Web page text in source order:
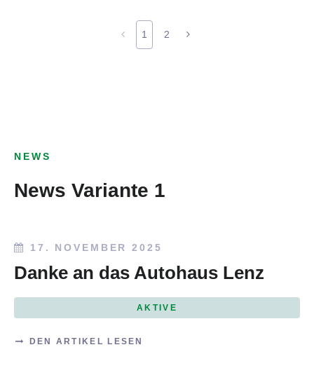
1 2
NEWS
News Variante 1
17. NOVEMBER 2025
Danke an das Autohaus Lenz
AKTIVE
DEN ARTIKEL LESEN